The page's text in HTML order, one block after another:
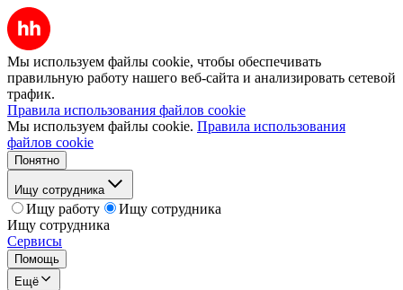
Мы используем файлы cookie, чтобы обеспечивать
правильную работу нашего веб-сайта и анализировать сетевой
трафик.
Правила использования файлов cookie
Мы используем файлы cookie. Правила использования
файлов cookie
Понятно
Ищу сотрудника
Ищу работу
Ищу сотрудника
Ищу сотрудника
Сервисы
Помощь
Ещё